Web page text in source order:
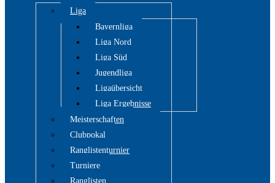
Liga
Bayernliga
Liga Nord
Liga Süd
Jugendliga
Ligaübersicht
Liga Ergebnisse
Meisterschaften
Clubpokal
Ranglistenturnier
Turniere
Ranglisten